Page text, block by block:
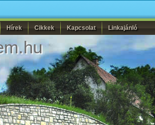
Hírek Cikkek Kapcsolat Linkajánló